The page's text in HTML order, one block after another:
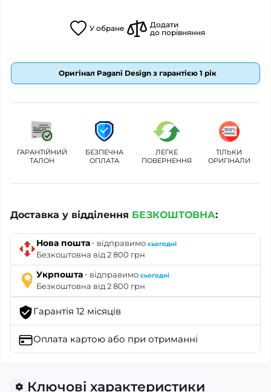
У обране
Додати
до порівняння
Оригінал Pagani Design з гарантією 1 рік
ГАРАНТІЙНИЙ
ТАЛОН
БЕЗПЕЧНА
ОПЛАТА
ЛЕГКЕ
ПОВЕРНЕННЯ
ТІЛЬКИ
ОРИГІНАЛИ
Доставка у відділення БЕЗКОШТОВНА:
Нова пошта · відправимо сьогодні
Безкоштовна від 2 800 грн
Укрпошта · відправимо сьогодні
Безкоштовна від 2 800 грн
Гарантія 12 місяців
Оплата картою або при отриманні
Ключові характеристики